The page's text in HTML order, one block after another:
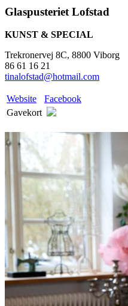
Glaspusteriet Lofstad
KUNST & SPECIAL
Trekronervej 8C, 8800 Viborg
86 61 16 21
tinalofstad@hotmail.com
Website
Facebook
Gavekort